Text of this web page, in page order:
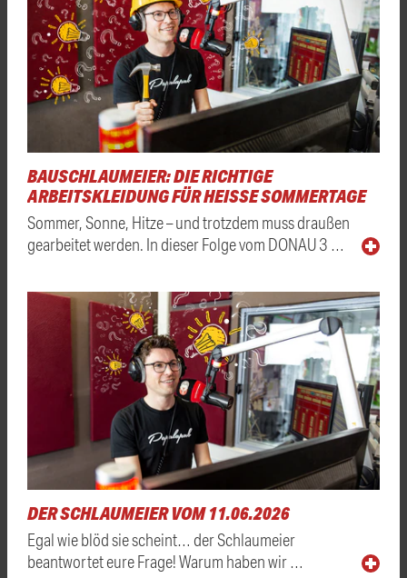
BAUSCHLAUMEIER: DIE RICHTIGE
ARBEITSKLEIDUNG FÜR HEISSE SOMMERTAGE
Sommer, Sonne, Hitze – und trotzdem muss draußen
gearbeitet werden. In dieser Folge vom DONAU 3 …
DER SCHLAUMEIER VOM 11.06.2026
Egal wie blöd sie scheint… der Schlaumeier
beantwortet eure Frage! Warum haben wir …